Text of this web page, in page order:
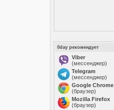
0day рекомендует
Viber
(мессенджер)
Telegram
(мессенджер)
Google Chrome
(браузер)
Mozilla Firefox
(браузер)